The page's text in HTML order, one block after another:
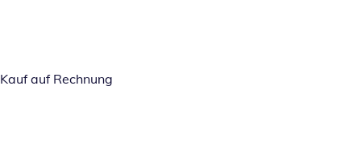
Kauf auf Rechnung